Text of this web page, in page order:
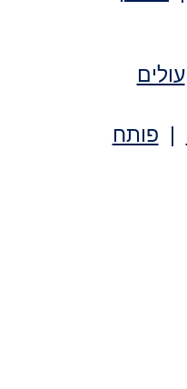
עולים
| פותח